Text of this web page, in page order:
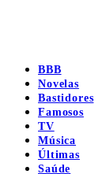
BBB
Novelas
Bastidores
Famosos
TV
Música
Últimas
Saúde